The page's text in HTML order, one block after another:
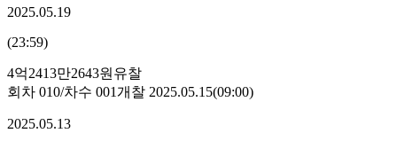
2025.05.19
(23:59)
4억2413만2643원 유찰
회차 010/차수 001개찰 2025.05.15(09:00)
2025.05.13